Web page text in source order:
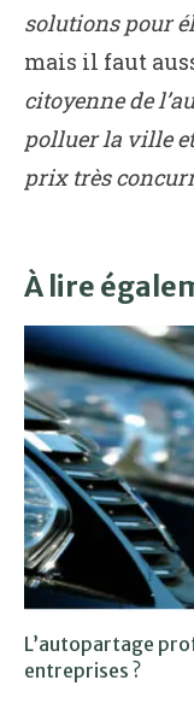
solutions pour
mais il faut
citoyenne de
polluer la ville et
prix très
À lire
L’autopartage
entreprises ?